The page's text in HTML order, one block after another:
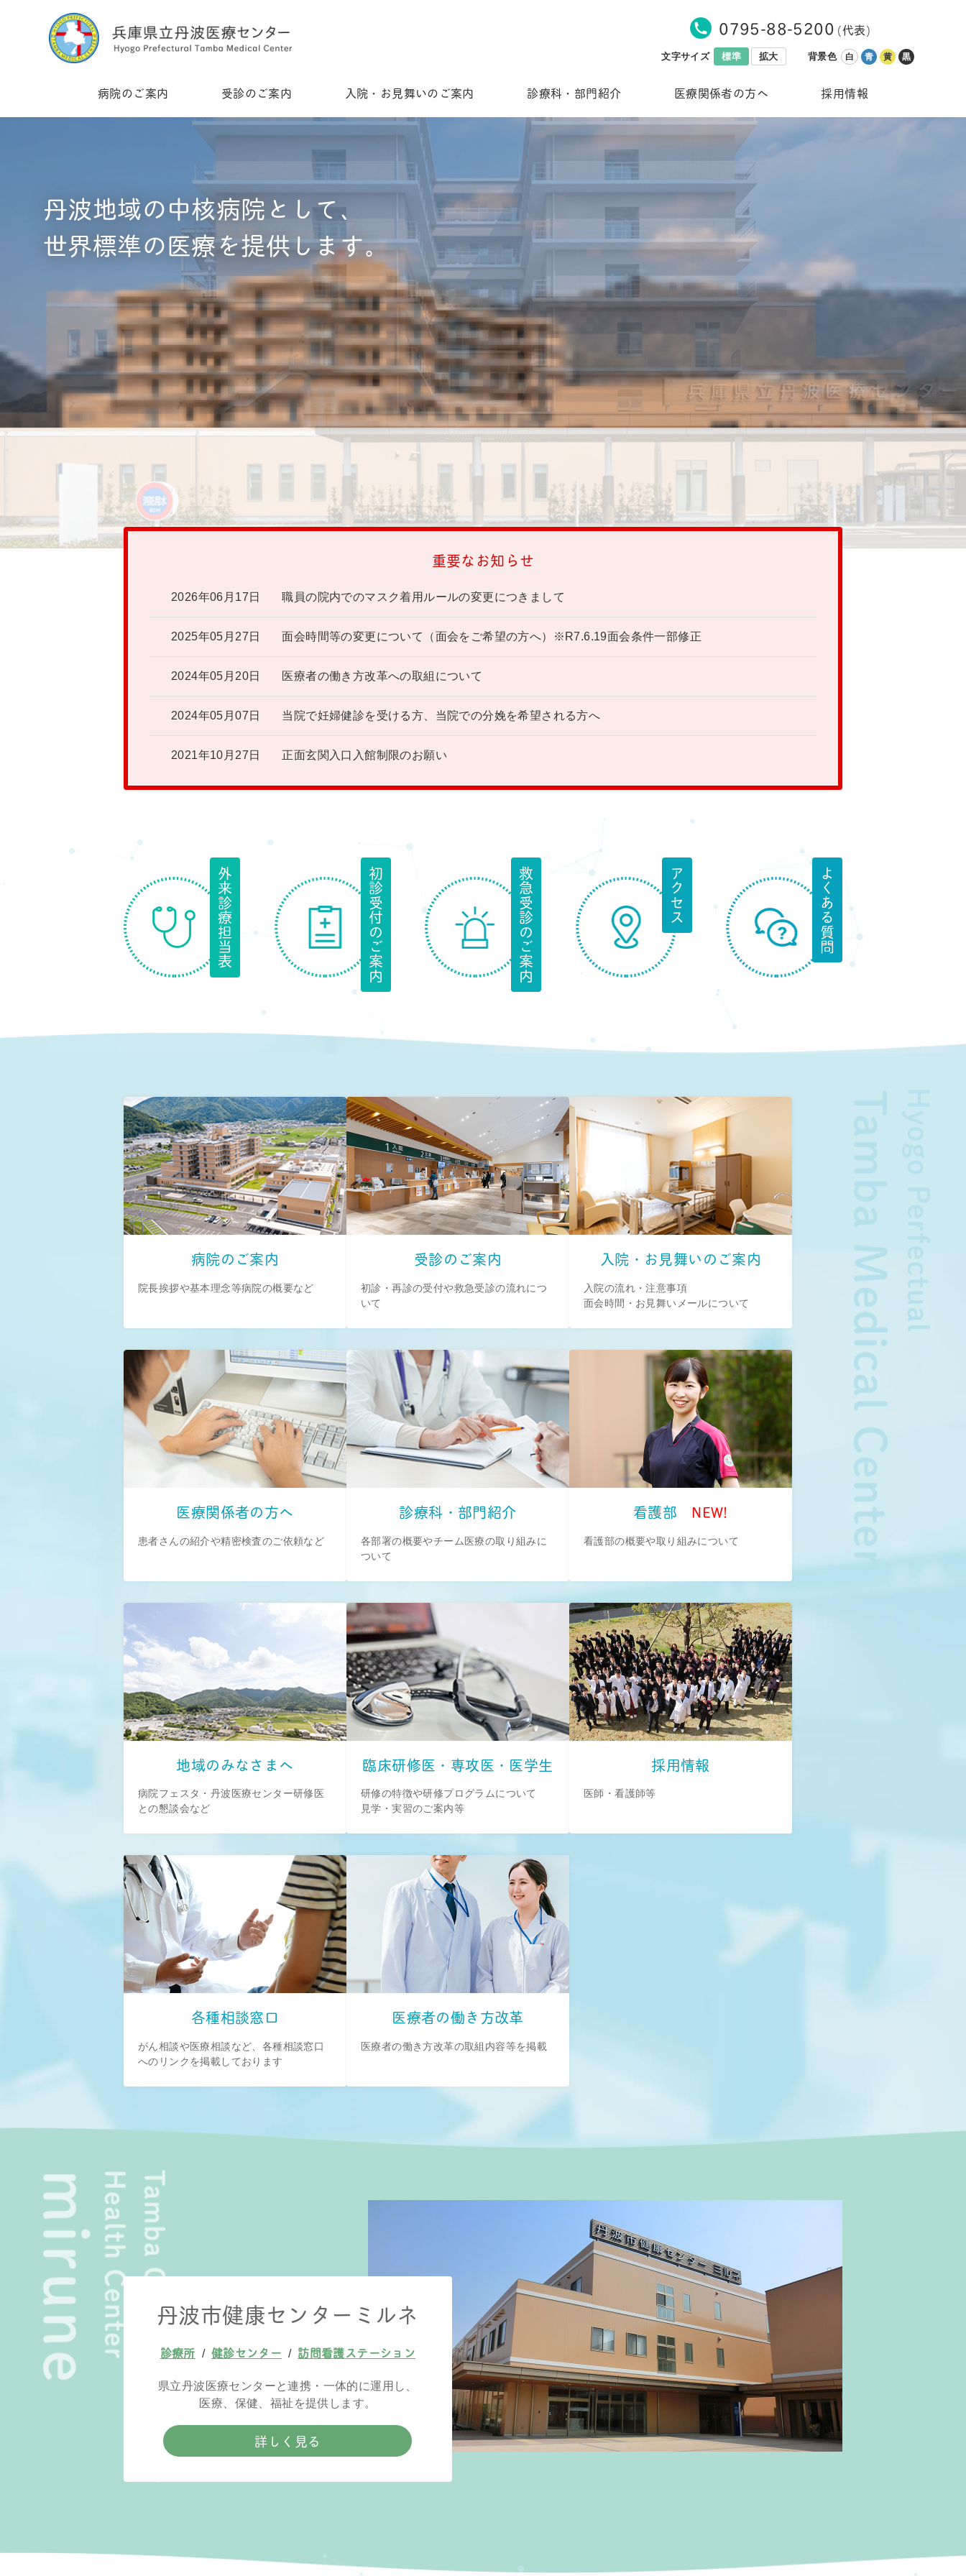
0795-88-5200 (代表)
文字サイズ 標準 拡大 背景色 白 青 黄 黒
病院のご案内 受診のご案内 入院・お見舞いのご案内 診療科・部門紹介 医療関係者の方へ 採用情報
丹波地域の中核病院として、
世界標準の医療を提供します。
重要なお知らせ
2026年06月17日 職員の院内でのマスク着用ルールの変更につきまして
2025年05月27日 面会時間等の変更について（面会をご希望の方へ）※R7.6.19面会条件一部修正
2024年05月20日 医療者の働き方改革への取組について
2024年05月07日 当院で妊婦健診を受ける方、当院での分娩を希望される方へ
2021年10月27日 正面玄関入口入館制限のお願い
外来診療担当表 初診受付のご案内 救急受診のご案内 アクセス よくある質問
病院のご案内
院長挨拶や基本理念等病院の概要など
受診のご案内
初診・再診の受付や救急受診の流れにつ
いて
入院・お見舞いのご案内
入院の流れ・注意事項
面会時間・お見舞いメールについて
医療関係者の方へ
患者さんの紹介や精密検査のご依頼など
診療科・部門紹介
各部署の概要やチーム医療の取り組みに
ついて
看護部
看護部の概要や取り組みについて
地域のみなさまへ
病院フェスタ・丹波医療センター研修医
との懇談会など
臨床研修医・専攻医・医学生
研修の特徴や研修プログラムについて
見学・実習のご案内等
採用情報
医師・看護師等
各種相談窓口
がん相談や医療相談など、各種相談窓口
へのリンクを掲載しております
医療者の働き方改革
医療者の働き方改革の取組内容等を掲載
丹波市健康センターミルネ
診療所 / 健診センター / 訪問看護ステーション
県立丹波医療センターと連携・一体的に運用し、
医療、保健、福祉を提供します。
詳しく見る